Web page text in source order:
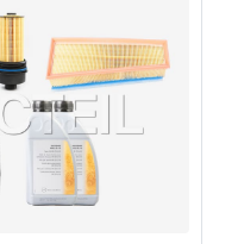
AMG A-Klasse